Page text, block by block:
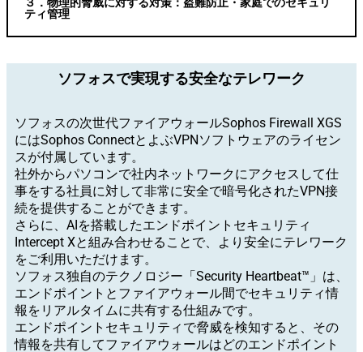
３．物理的脅威に対する対策：盗難防止・家庭でのセキュリ
ティ管理
ソフォスで実現する安全なテレワーク
ソフォスの次世代ファイアウォールSophos Firewall XGS
にはSophos ConnectとよぶVPNソフトウェアのライセン
スが付属しています。
社外からパソコンで社内ネットワークにアクセスして仕
事をする社員に対して非常に安全で暗号化されたVPN接
続を提供することができます。
さらに、AIを搭載したエンドポイントセキュリティ
Intercept Xと組み合わせることで、より安全にテレワーク
をご利用いただけます。
ソフォス独自のテクノロジー「Security Heartbeat™」は、
エンドポイントとファイアウォール間でセキュリティ情
報をリアルタイムに共有する仕組みです。
エンドポイントセキュリティで脅威を検知すると、その
情報を共有してファイアウォールはどのエンドポイント